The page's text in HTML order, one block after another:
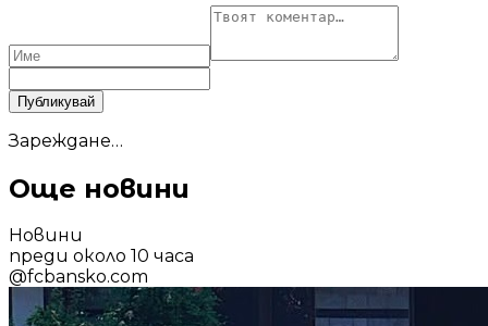
Публикувай
Зареждане…
Още новини
Новини
преди около 10 часа
@fcbansko.com